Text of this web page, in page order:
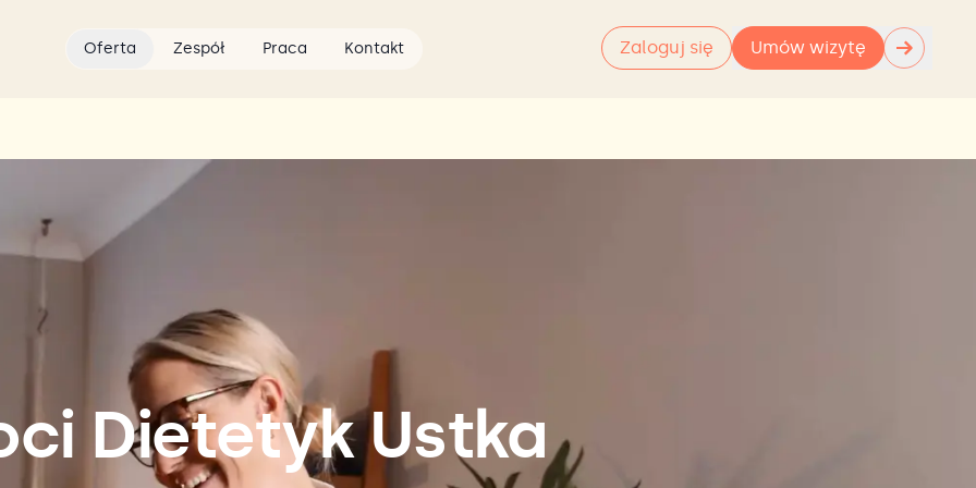
Oferta Zespół Praca Kontakt Zaloguj się Umów wizytę →
Dietetyk Ustka